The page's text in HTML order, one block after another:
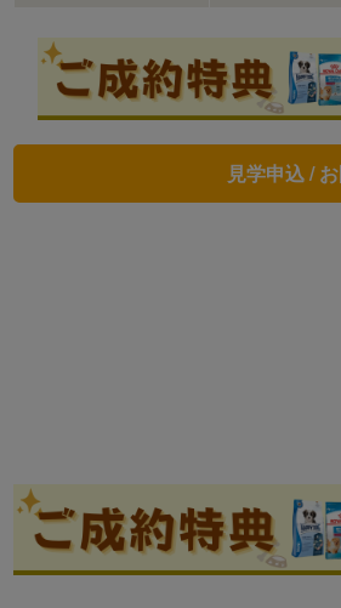
見学申込 /
トイプードル専門です。